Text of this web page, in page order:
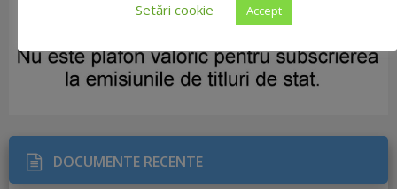
DOCUMENTE RECENTE
Setări cookie
Accept